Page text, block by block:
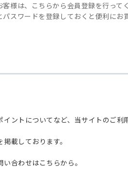
様は、こちらから会員登録を行って
パスワードを登録しておくと便利にお
ントについてなど、当サイトのご利
載しております。
合わせはこちらから。